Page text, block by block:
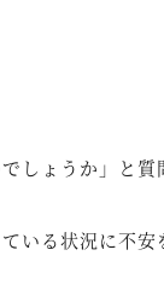
しょうか」と
いる状況に不安